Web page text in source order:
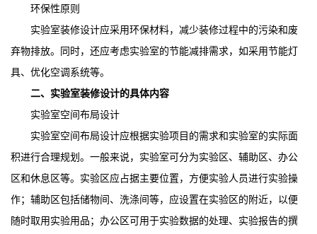
环保性原则
实验室装修设计应采用环保材料，减少装修过程中的污染和废
弃物排放。同时，还应考虑实验室的节能减排需求，如采用节能灯
具、优化空调系统等。
二、实验室装修设计的具体内容
实验室空间布局设计
实验室空间布局设计应根据实验项目的需求和实验室的实际面
积进行合理规划。一般来说，实验室可分为实验区、辅助区、办公
区和休息区等。实验区应占据主要位置，方便实验人员进行实验操
作；辅助区包括储物间、洗涤间等，应设置在实验区的附近，以便
随时取用实验用品；办公区可用于实验数据的处理、实验报告的撰